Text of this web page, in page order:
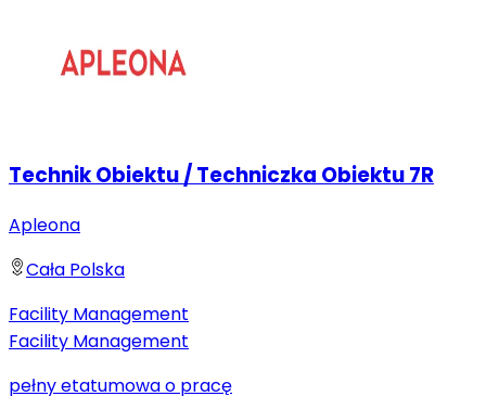
Technik Obiektu / Techniczka Obiektu 7R
Apleona
Cała Polska
Facility Management
Facility Management
pełny etatumowa o pracę